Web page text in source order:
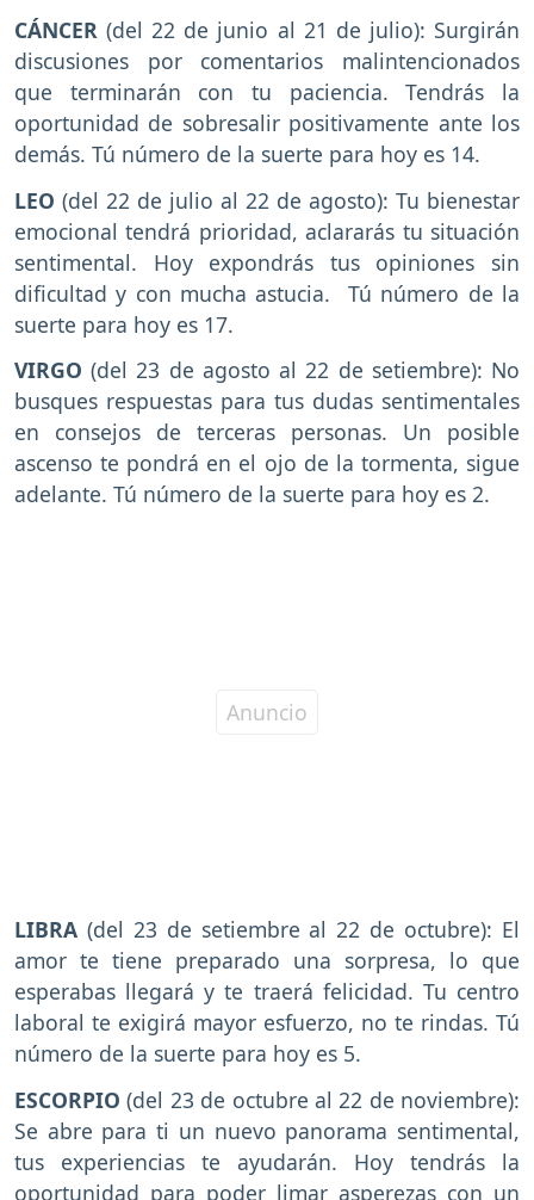
CÁNCER (del 22 de junio al 21 de julio): Surgirán
discusiones por comentarios malintencionados
que terminarán con tu paciencia. Tendrás la
oportunidad de sobresalir positivamente ante los
demás. Tú número de la suerte para hoy es 14.
LEO (del 22 de julio al 22 de agosto): Tu bienestar
emocional tendrá prioridad, aclararás tu situación
sentimental. Hoy expondrás tus opiniones sin
dificultad y con mucha astucia. Tú número de la
suerte para hoy es 17.
VIRGO (del 23 de agosto al 22 de setiembre): No
busques respuestas para tus dudas sentimentales
en consejos de terceras personas. Un posible
ascenso te pondrá en el ojo de la tormenta, sigue
adelante. Tú número de la suerte para hoy es 2.
LIBRA (del 23 de setiembre al 22 de octubre): El
amor te tiene preparado una sorpresa, lo que
esperabas llegará y te traerá felicidad. Tu centro
laboral te exigirá mayor esfuerzo, no te rindas. Tú
número de la suerte para hoy es 5.
ESCORPIO (del 23 de octubre al 22 de noviembre):
Se abre para ti un nuevo panorama sentimental,
tus experiencias te ayudarán. Hoy tendrás la
oportunidad para poder limar asperezas con un